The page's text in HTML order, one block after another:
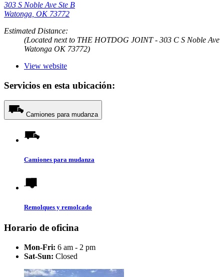
303 S Noble Ave Ste B
Watonga, OK 73772
Estimated Distance:
(Located next to THE HOTDOG JOINT - 303 C S Noble Ave
Watonga OK 73772)
View website
Servicios en esta ubicación:
Camiones para mudanza
Camiones para mudanza
Remolques y remolcado
Horario de oficina
Mon-Fri: 6 am - 2 pm
Sat-Sun: Closed